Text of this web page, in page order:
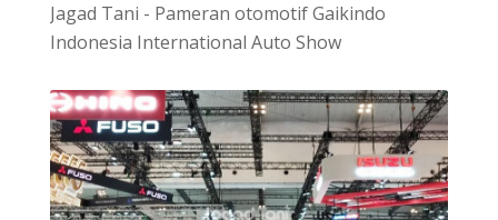
Jagad Tani - Pameran otomotif Gaikindo
Indonesia International Auto Show